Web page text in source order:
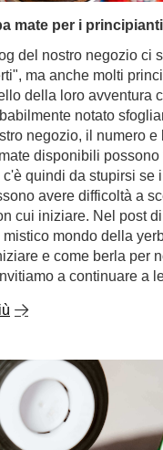
mate per i principianti
del nostro negozio ci
ma anche molti
della loro avventura
notato
negozio, il numero e
disponibili possono
c'è quindi da stupirsi se
avere difficoltà a
cui iniziare. Nel post
mondo della
e come berla per
a continuare a